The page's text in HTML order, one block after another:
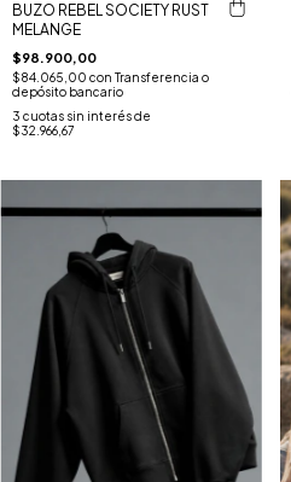
BUZO REBEL SOCIETY RUST
MELANGE
$98.900,00
$84.065,00 con Transferencia o
depósito bancario
3 cuotas sin interés de
$32.966,67